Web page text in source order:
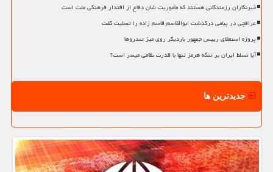
خبرنگاران رزمندگانی هستند که مأموریت شان دفاع از اقتدار فرهنگی ملت است
عراقچی در پیامی درگذشت ابوالقاسم قاسم زاده را تسلیت گفت
پروژه استعفای رییس جمهور باردیگر روی میز تندروها
آیا تسلط ایران بر تنگه هرمز تنها با قدرت نظامی میسر است؟
جدیدترین ها